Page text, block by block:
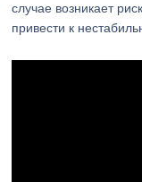
случае возникает
привести к